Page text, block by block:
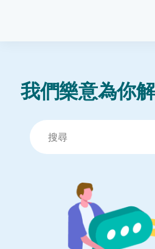
家居保險
火險
我們樂意為你